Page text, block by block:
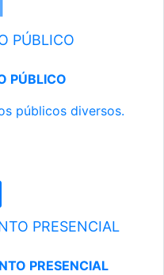
PÚBLICO
PÚBLICO
públicos diversos.
PRESENCIAL
PRESENCIAL